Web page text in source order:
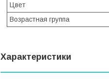
Цвет
Возрастная группа
Характеристики